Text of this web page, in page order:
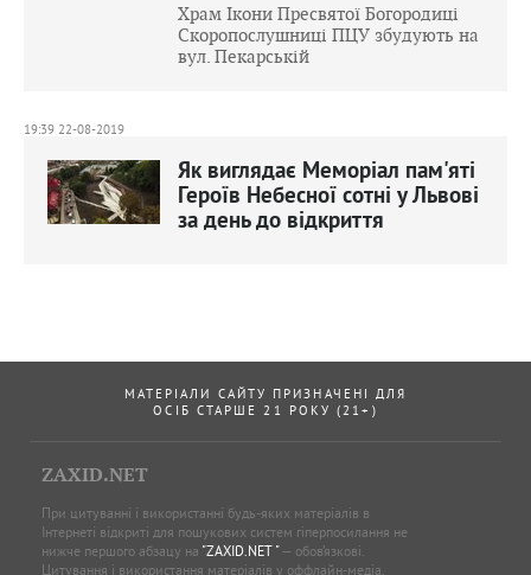
Храм Ікони Пресвятої Богородиці
Скоропослушниці ПЦУ збудують на
вул. Пекарській
19:39 22-08-2019
Як виглядає Меморіал пам'яті
Героїв Небесної сотні у Львові
за день до відкриття
МАТЕРІАЛИ САЙТУ ПРИЗНАЧЕНІ ДЛЯ
ОСІБ СТАРШЕ 21 РОКУ (21+)
ZAXID.NET
При цитуванні і використанні будь-яких матеріалів в
Інтернеті відкриті для пошукових систем гіперпосилання не
нижче першого абзацу на "ZAXID.NET "— обов’язкові.
Цитування і використання матеріалів у оффлайн-медіа,